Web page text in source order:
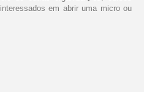
em abrir uma micro ou